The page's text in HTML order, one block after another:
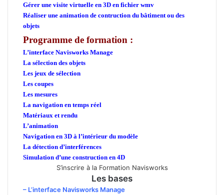
Gérer une visite virtuelle en 3D en fichier wmv
Réaliser une animation de contruction du bâtiment ou des
objets
Programme de formation :
L’interface Navisworks Manage
La sélection des objets
Les jeux de sélection
Les coupes
Les mesures
La navigation en temps réel
Matériaux et rendu
L’animation
Navigation en 3D à l’intérieur du modèle
La détection d’interférences
Simulation d’une construction en 4D
S’inscrire à la Formation Navisworks
Les bases
– L’interface Navisworks Manage